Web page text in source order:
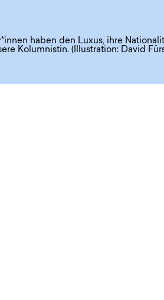
haben den Luxus, ihre
Kolumnistin. (Illustration: David